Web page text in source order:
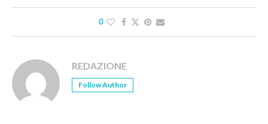
0
REDAZIONE
Follow Author